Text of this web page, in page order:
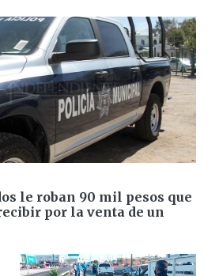
le roban 90 mil pesos que
por la venta de un